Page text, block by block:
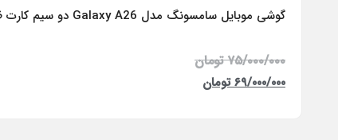
گوشی موبایل سامسونگ مدل Galaxy A26 دو سیم کارت ظرفیت 256 گیگابایت و رم 8 گیگابایت – ویتنام
۷۵/۰۰۰/۰۰۰ تومان
۶۹/۰۰۰/۰۰۰ تومان